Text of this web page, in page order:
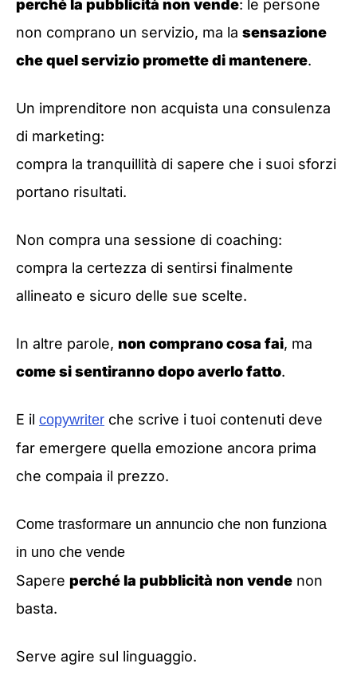
perché la pubblicità non vende: le persone
non comprano un servizio, ma la sensazione
che quel servizio promette di mantenere.
Un imprenditore non acquista una consulenza
di marketing:
compra la tranquillità di sapere che i suoi sforzi
portano risultati.
Non compra una sessione di coaching:
compra la certezza di sentirsi finalmente
allineato e sicuro delle sue scelte.
In altre parole, non comprano cosa fai, ma
come si sentiranno dopo averlo fatto.
E il copywriter che scrive i tuoi contenuti deve
far emergere quella emozione ancora prima
che compaia il prezzo.
Come trasformare un annuncio che non funziona
in uno che vende
Sapere perché la pubblicità non vende non
basta.
Serve agire sul linguaggio.